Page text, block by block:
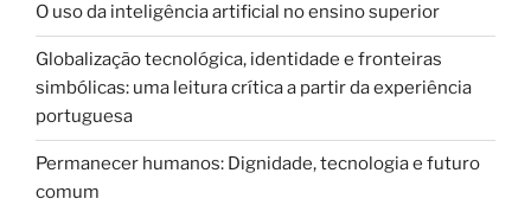
O uso da inteligência artificial no ensino superior
Globalização tecnológica, identidade e fronteiras
simbólicas: uma leitura crítica a partir da experiência
portuguesa
Permanecer humanos: Dignidade, tecnologia e futuro
comum